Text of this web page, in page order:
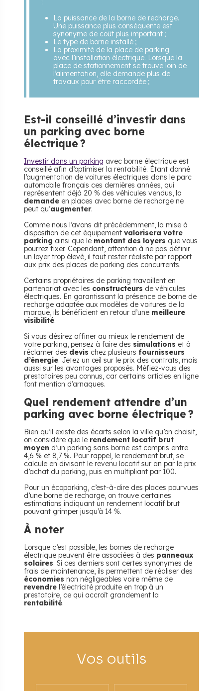
:
La puissance de la borne de recharge.
Une puissance plus conséquente est
synonyme de coût plus important ;
Le type de borne installé ;
La proximité de la place de parking
avec l’installation électrique. Lorsque la
place de stationnement se trouve loin de
l’alimentation, elle demande plus de
travaux pour être raccordée ;
Est-il conseillé d’investir dans
un parking avec borne
électrique ?
Investir dans un parking avec borne électrique est
conseillé afin d’optimiser la rentabilité. Étant donné
l’augmentation de voitures électriques dans le parc
automobile français ces dernières années, qui
représentent déjà 20 % des véhicules vendus, la
demande en places avec borne de recharge ne
peut qu’augmenter.
Comme nous l’avons dit précédemment, la mise à
disposition de cet équipement valorisera votre
parking ainsi que le montant des loyers que vous
pourrez fixer. Cependant, attention à ne pas définir
un loyer trop élevé, il faut rester réaliste par rapport
aux prix des places de parking des concurrents.
Certains propriétaires de parking travaillent en
partenariat avec les constructeurs de véhicules
électriques. En garantissant la présence de borne de
recharge adaptée aux modèles de voitures de la
marque, ils bénéficient en retour d’une meilleure
visibilité.
Si vous désirez affiner au mieux le rendement de
votre parking, pensez à faire des simulations et à
réclamer des devis chez plusieurs fournisseurs
d’énergie. Jetez un œil sur le prix des contrats, mais
aussi sur les avantages proposés. Méfiez-vous des
prestataires peu connus, car certains articles en ligne
font mention d’arnaques.
Quel rendement attendre d’un
parking avec borne électrique ?
Bien qu’il existe des écarts selon la ville qu’on choisit,
on considère que le rendement locatif brut
moyen d’un parking sans borne est compris entre
4,6 % et 8,7 %. Pour rappel, le rendement brut, se
calcule en divisant le revenu locatif sur an par le prix
d’achat du parking, puis en multipliant par 100.
Pour un écoparking, c’est-à-dire des places pourvues
d’une borne de recharge, on trouve certaines
estimations indiquant un rendement locatif brut
pouvant grimper jusqu’à 14 %.
À noter
Lorsque c’est possible, les bornes de recharge
électrique peuvent être associées à des panneaux
solaires. Si ces derniers sont certes synonymes de
frais de maintenance, ils permettent de réaliser des
économies non négligeables voire même de
revendre l’électricité produite en trop à un
prestataire, ce qui accroît grandement la
rentabilité.
Vos outils